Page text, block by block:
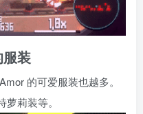
装
的可爱服装也越多。
莉装等。